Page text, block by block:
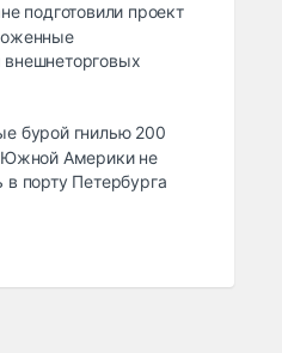
подготовили проект
бурой гнилью 200
Южной Америки не
в порту Петербурга